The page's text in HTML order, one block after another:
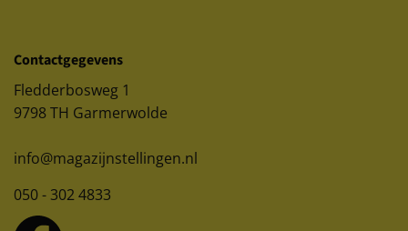
Contactgegevens
Fledderbosweg 1
9798 TH Garmerwolde
info@magazijnstellingen.nl
050 - 302 4833